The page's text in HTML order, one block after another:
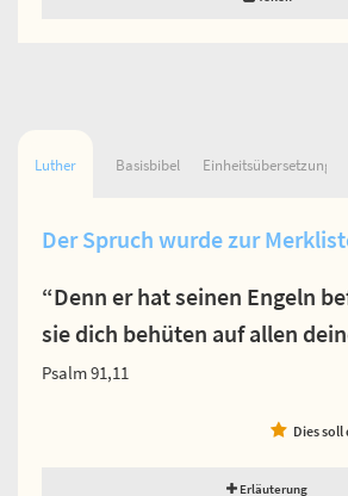
Luther Basisbibel Einheitsübersetzung
Der Spruch wurde zur
“Denn er hat seinen Engeln
sie dich behüten auf allen
Psalm 91,11
Dies
Erläuterung